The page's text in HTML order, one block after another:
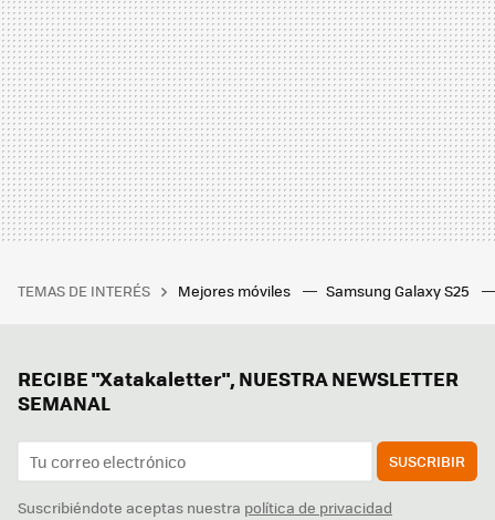
TEMAS DE INTERÉS Mejores móviles Samsung Galaxy S25
RECIBE "Xatakaletter", NUESTRA NEWSLETTER
SEMANAL
SUSCRIBIR
Suscribiéndote aceptas nuestra política de privacidad